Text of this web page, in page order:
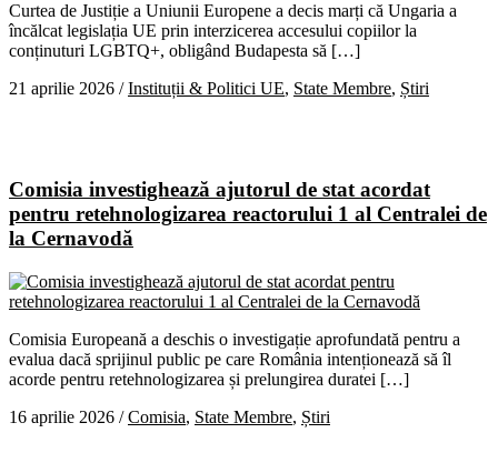
Curtea de Justiție a Uniunii Europene a decis marți că Ungaria a
încălcat legislația UE prin interzicerea accesului copiilor la
conținuturi LGBTQ+, obligând Budapesta să […]
21 aprilie 2026 /Instituții & Politici UE, State Membre, Știri
Comisia investighează ajutorul de stat acordat
pentru retehnologizarea reactorului 1 al Centralei de
la Cernavodă
Comisia Europeană a deschis o investigație aprofundată pentru a
evalua dacă sprijinul public pe care România intenționează să îl
acorde pentru retehnologizarea și prelungirea duratei […]
16 aprilie 2026 /Comisia, State Membre, Știri